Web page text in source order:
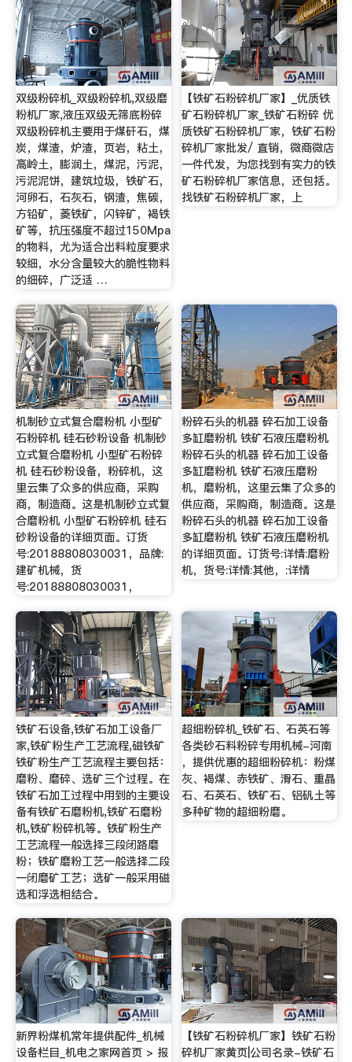
双级粉碎机_双级粉碎机,双级磨
粉机厂家,液压双级无筛底粉碎
双级粉碎机主要用于煤矸石，煤
炭，煤渣，炉渣，页岩，粘土，
高岭土，膨润土，煤泥，污泥，
污泥泥饼，建筑垃圾，铁矿石，
河卵石，石灰石，钢渣，焦碳，
方铅矿，菱铁矿，闪锌矿，褐铁
矿等，抗压强度不超过150Mpa
的物料，尤为适合出料粒度要求
较细，水分含量较大的脆性物料
的细碎，广泛适 …
【铁矿石粉碎机厂家】_优质铁
矿石粉碎机厂家_铁矿石粉碎 优
质铁矿石粉碎机厂家，铁矿石粉
碎机厂家批发/ 直销，微商微店
一件代发，为您找到有实力的铁
矿石粉碎机厂家信息，还包括。
找铁矿石粉碎机厂家，上
机制砂立式复合磨粉机 小型矿
石粉碎机 硅石砂粉设备 机制砂
立式复合磨粉机 小型矿石粉碎
机 硅石砂粉设备，粉碎机，这
里云集了众多的供应商，采购
商，制造商。这是机制砂立式复
合磨粉机 小型矿石粉碎机 硅石
砂粉设备的详细页面。订货
号:20188808030031，品牌:
建矿机械，货
号:20188808030031，
粉碎石头的机器 碎石加工设备
多缸磨粉机 铁矿石液压磨粉机
粉碎石头的机器 碎石加工设备
多缸磨粉机 铁矿石液压磨粉
机，磨粉机，这里云集了众多的
供应商，采购商，制造商。这是
粉碎石头的机器 碎石加工设备
多缸磨粉机 铁矿石液压磨粉机
的详细页面。订货号:详情:磨粉
机，货号:详情:其他，:详情
铁矿石设备,铁矿石加工设备厂
家,铁矿粉生产工艺流程,磁铁矿
铁矿粉生产工艺流程主要包括：
磨粉、磨碎、选矿三个过程。在
铁矿石加工过程中用到的主要设
备有铁矿石磨粉机,铁矿石磨粉
机,铁矿粉碎机等。铁矿粉生产
工艺流程一般选择三段闭路磨
粉；铁矿磨粉工艺一般选择二段
一闭磨矿工艺；选矿一般采用磁
选和浮选相结合。
超细粉碎机_铁矿石、石英石等
各类砂石料粉碎专用机械-河南
，提供优惠的超细粉碎机：粉煤
灰、褐煤、赤铁矿、滑石、重晶
石、石英石、铁矿石、铝矾土等
多种矿物的超细粉磨。
新界粉煤机常年提供配件_机械
设备栏目_机电之家网首页 > 报
【铁矿石粉碎机厂家】铁矿石粉
碎机厂家黄页|公司名录-铁矿石